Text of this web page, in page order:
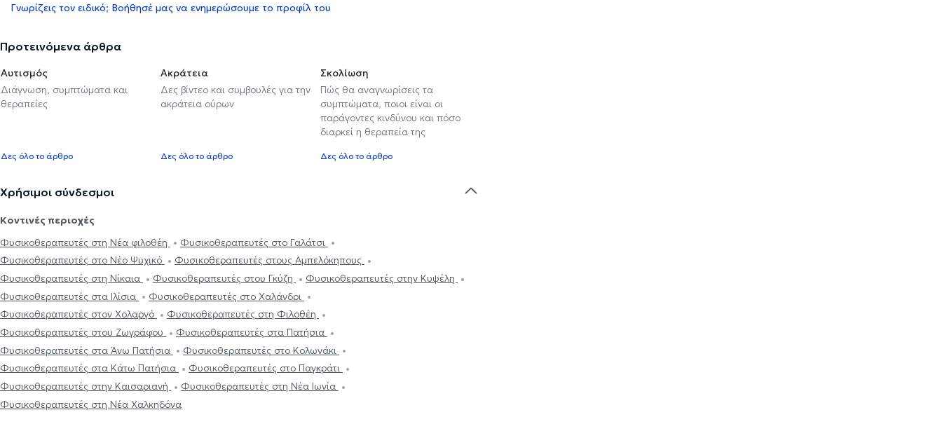
Γνωρίζεις τον ειδικό; Βοήθησέ μας να ενημερώσουμε το προφίλ του
Προτεινόμενα άρθρα
Αυτισμός
Διάγνωση, συμπτώματα και
θεραπείες
Δες όλο το άρθρο
Ακράτεια
Δες βίντεο και συμβουλές για την
ακράτεια ούρων
Δες όλο το άρθρο
Σκολίωση
Πώς θα αναγνωρίσεις τα
συμπτώματα, ποιοι είναι οι
παράγοντες κινδύνου και πόσο
διαρκεί η θεραπεία της
Δες όλο το άρθρο
Χρήσιμοι σύνδεσμοι
Κοντινές περιοχές
Φυσικοθεραπευτές στη Νέα φιλοθέη
Φυσικοθεραπευτές στο Γαλάτσι
Φυσικοθεραπευτές στο Νέο Ψυχικό
Φυσικοθεραπευτές στους Αμπελόκηπους
Φυσικοθεραπευτές στη Νίκαια
Φυσικοθεραπευτές στου Γκύζη
Φυσικοθεραπευτές στην Κυψέλη
Φυσικοθεραπευτές στα Ιλίσια
Φυσικοθεραπευτές στο Χαλάνδρι
Φυσικοθεραπευτές στον Χολαργό
Φυσικοθεραπευτές στη Φιλοθέη
Φυσικοθεραπευτές στου Ζωγράφου
Φυσικοθεραπευτές στα Πατήσια
Φυσικοθεραπευτές στα Άνω Πατήσια
Φυσικοθεραπευτές στο Κολωνάκι
Φυσικοθεραπευτές στα Κάτω Πατήσια
Φυσικοθεραπευτές στο Παγκράτι
Φυσικοθεραπευτές στην Καισαριανή
Φυσικοθεραπευτές στη Νέα Ιωνία
Φυσικοθεραπευτές στη Νέα Χαλκηδόνα